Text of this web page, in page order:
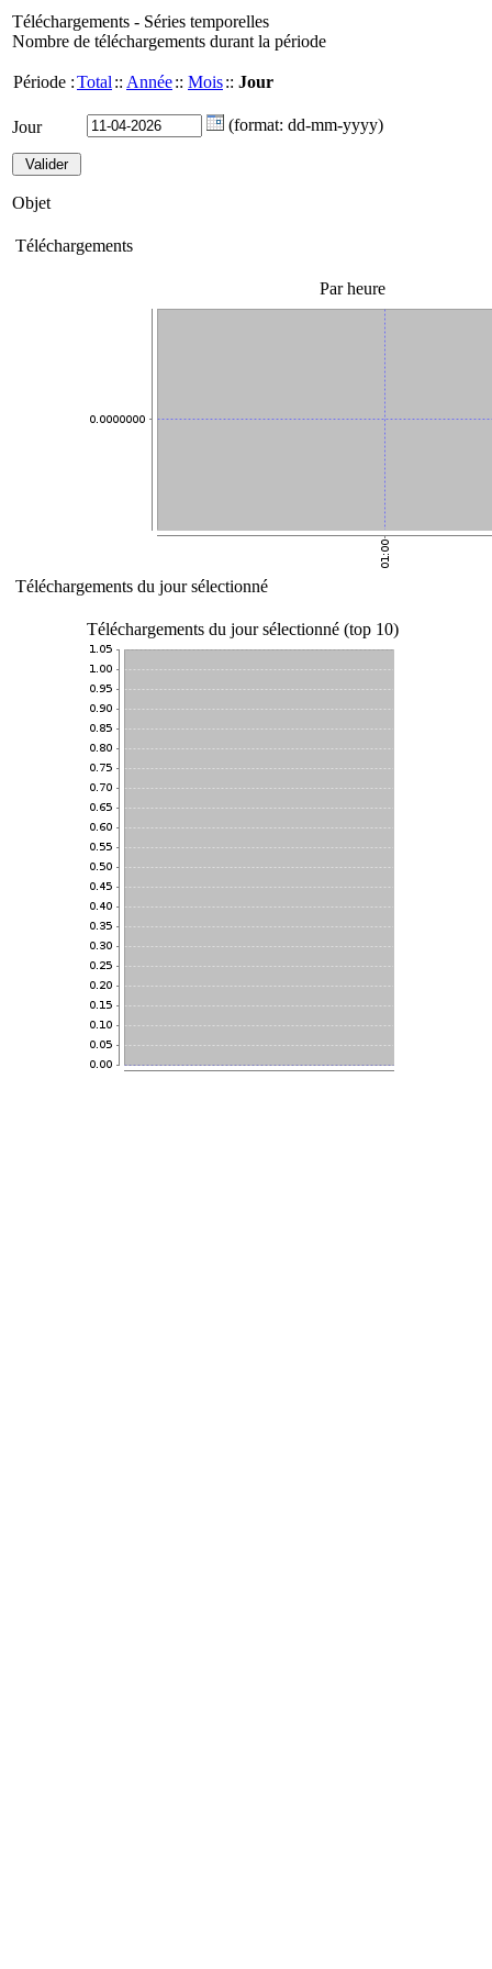
Téléchargements - Séries temporelles
Nombre de téléchargements durant la période
Période :Total :: Année:: Mois:: Jour
Jour (format: dd-mm-yyyy)
Objet
Téléchargements
Par heure
Téléchargements du jour sélectionné
Téléchargements du jour sélectionné (top 10)